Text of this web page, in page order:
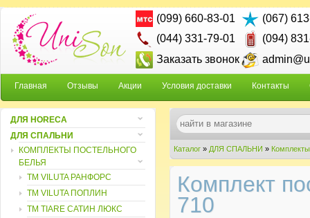
(099) 660-83-01
(067)
(044) 331-79-01
(094)
Заказать звонок
Главная Отзывы Акции Условия доставки Контакты
Каталог » ДЛЯ СПАЛЬНИ »
Комплект
710
ДЛЯ HORECA
ДЛЯ СПАЛЬНИ
КОМПЛЕКТЫ ПОСТЕЛЬНОГО
БЕЛЬЯ
ТМ VILUTA РАНФОРС
ТМ VILUTA ПОПЛИН
ТМ TIARE САТИН ЛЮКС